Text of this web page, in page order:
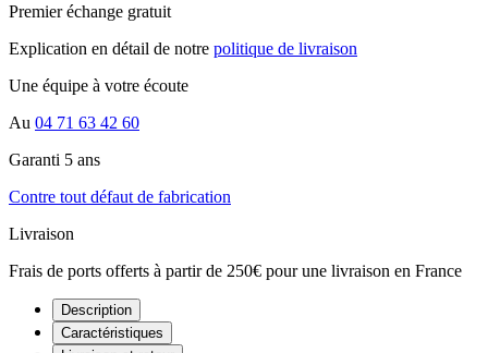
Premier échange gratuit
Explication en détail de notre politique de livraison
Une équipe à votre écoute
Au 04 71 63 42 60
Garanti 5 ans
Contre tout défaut de fabrication
Livraison
Frais de ports offerts à partir de 250€ pour une livraison en France
Description
Caractéristiques